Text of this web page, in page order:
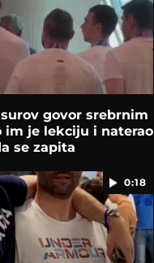
govor srebrnim
im je lekciju i naterao
se zapita
0:18